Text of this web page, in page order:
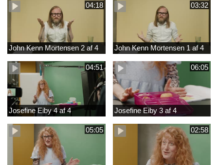
04:18
John Kenn Mortensen 2 af 4
03:32
John Kenn Mortensen 1 af 4
04:51
Josefine Eiby 4 af 4
06:05
Josefine Eiby 3 af 4
05:05 02:58